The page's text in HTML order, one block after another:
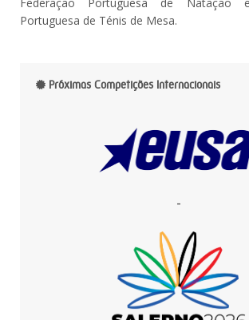
Federação Portuguesa de Natação
Portuguesa de Ténis de Mesa.
Próximas Competições Internacionais
-